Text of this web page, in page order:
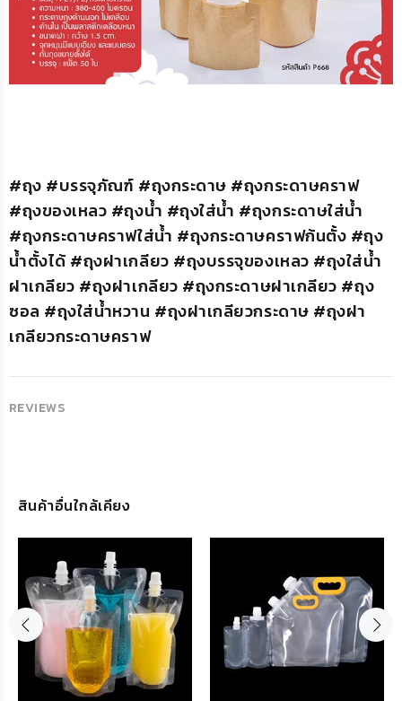
#ถุง #บรรจุภัณฑ์ #ถุงกระดาษ #ถุงกระดาษคราฟ
#ถุงของเหลว #ถุงน้ำ #ถุงใส่น้ำ #ถุงกระดาษใส่น้ำ
#ถุงกระดาษคราฟใส่น้ำ #ถุงกระดาษคราฟก้นตั้ง #ถุง
น้ำตั้งได้ #ถุงฝาเกลียว #ถุงบรรจุของเหลว #ถุงใส่น้ำ
ฝาเกลียว #ถุงฝาเกลียว #ถุงกระดาษฝาเกลียว #ถุง
ซอล #ถุงใส่น้ำหวาน #ถุงฝาเกลียวกระดาษ #ถุงฝา
เกลียวกระดาษคราฟ
REVIEWS
สินค้าอื่นใกล้เคียง